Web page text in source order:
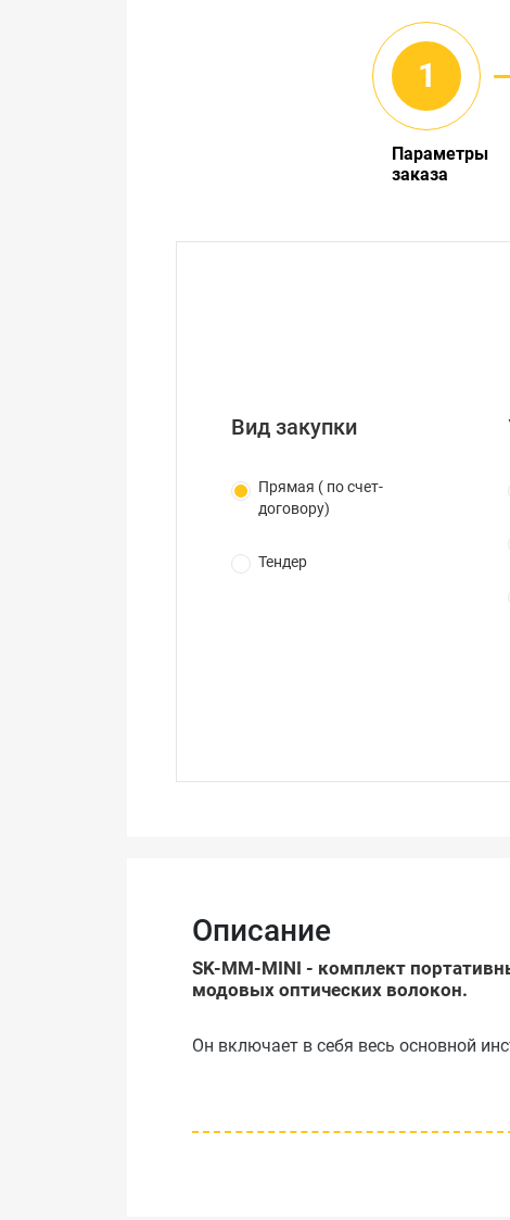
Описание
SK-MM-MINI - комплект
модовых оптических волокон.
Он включает в себя весь основной
Параметры
заказа
Вид закупки
Прямая ( по счет-
договору)
Тендер